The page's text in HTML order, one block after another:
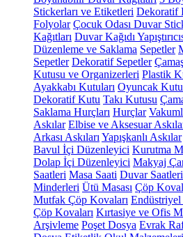
Stickerları ve Etiketleri Dekoratif
Folyolar Çocuk Odası Duvar
Kağıtları Duvar Kağıdı
Düzenleme ve Saklama Sepetler
Sepetler Dekoratif Sepetler
Kutusu ve Organizerleri Plastik
Ayakkabı Kutuları Oyuncak
Dekoratif Kutu Takı Kutusu
Saklama Hurçları Hurçlar
Askılar Elbise ve Aksesuar
Arkası Askıları Yapışkanlı Askılar
Bavul İçi Düzenleyici Kurutma
Dolap İçi Düzenleyici Makyaj
Saatleri Masa Saati Duvar Saatleri
Minderleri Ütü Masası Çöp
Mutfak Çöp Kovaları Endüstriyel
Çöp Kovaları Kırtasiye ve Ofis
Arşivleme Poşet Dosya Evrak